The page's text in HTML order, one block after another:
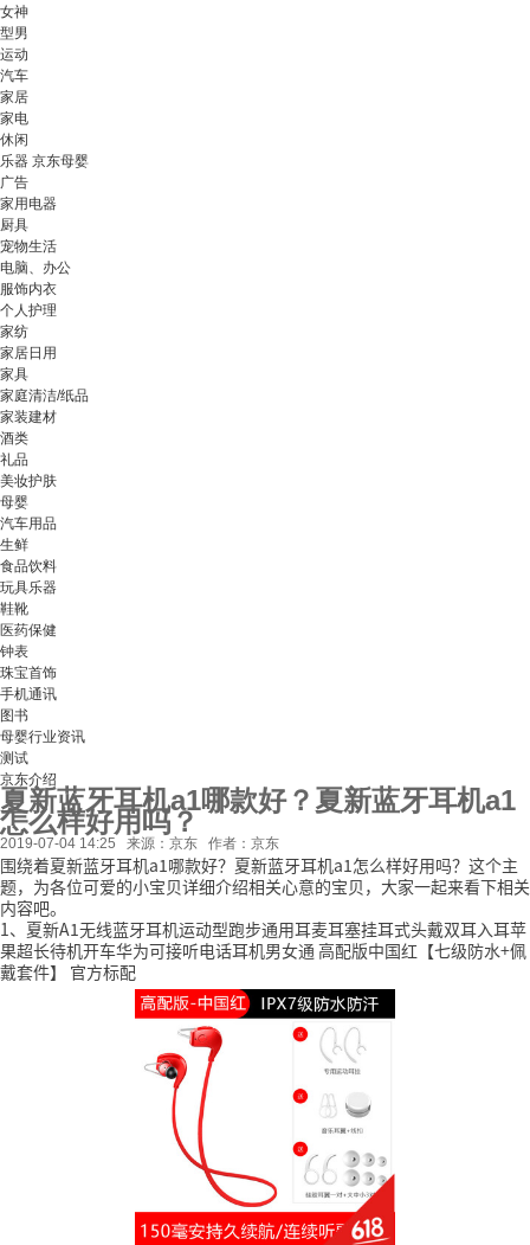
女神
型男
运动
汽车
家居
家电
休闲
乐器 京东母婴
广告
家用电器
厨具
宠物生活
电脑、办公
服饰内衣
个人护理
家纺
家居日用
家具
家庭清洁/纸品
家装建材
酒类
礼品
美妆护肤
母婴
汽车用品
生鲜
食品饮料
玩具乐器
鞋靴
医药保健
钟表
珠宝首饰
手机通讯
图书
母婴行业资讯
测试
京东介绍
夏新蓝牙耳机a1哪款好？夏新蓝牙耳机a1
怎么样好用吗？
2019-07-04 14:25 来源：京东 作者：京东
围绕着夏新蓝牙耳机a1哪款好？夏新蓝牙耳机a1怎么样好用吗？这个主
题，为各位可爱的小宝贝详细介绍相关心意的宝贝，大家一起来看下相关
内容吧。
1、夏新A1无线蓝牙耳机运动型跑步通用耳麦耳塞挂耳式头戴双耳入耳苹
果超长待机开车华为可接听电话耳机男女通 高配版中国红【七级防水+佩
戴套件】 官方标配